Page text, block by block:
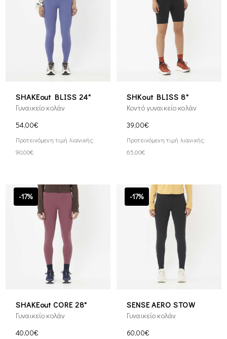
SHAKEout BLISS 24"
Γυναικείο κολάν
54,00€
Προτεινόμενη τιμή λιανικής:
90,00€
SHKout BLISS 8"
Κοντό γυναικείο κολάν
39,00€
Προτεινόμενη τιμή λιανικής:
65,00€
-17%
SHAKEout CORE 28"
Γυναικείο κολάν
40,00€
-17%
SENSE AERO STOW
Γυναικείο κολάν
60,00€